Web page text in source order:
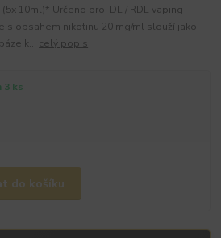
10ml)* Určeno pro: DL / RDL vaping
s obsahem nikotinu 20 mg/ml slouží jako
k... celý popis
3 ks
do košíku